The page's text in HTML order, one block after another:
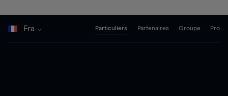
Fra Particuliers Partenaires Groupe Pro